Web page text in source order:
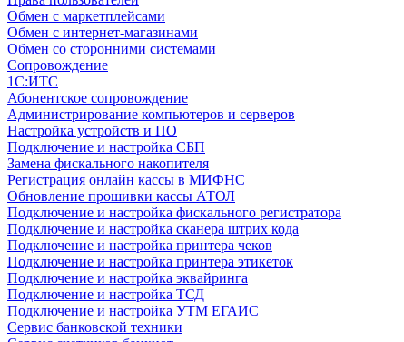
Обмен с маркетплейсами
Обмен с интернет-магазинами
Обмен со сторонними системами
Сопровождение
1C:ИТС
Абонентское сопровождение
Администрирование компьютеров и серверов
Настройка устройств и ПО
Подключение и настройка СБП
Замена фискального накопителя
Регистрация онлайн кассы в МИФНС
Обновление прошивки кассы АТОЛ
Подключение и настройка фискального регистратора
Подключение и настройка сканера штрих кода
Подключение и настройка принтера чеков
Подключение и настройка принтера этикеток
Подключение и настройка эквайринга
Подключение и настройка ТСД
Подключение и настройка УТМ ЕГАИС
Сервис банковской техники